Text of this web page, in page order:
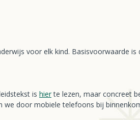
voor elk kind. Basisvoorwaarde is
is hierte lezen, maar concreet
door mobiele telefoons bij